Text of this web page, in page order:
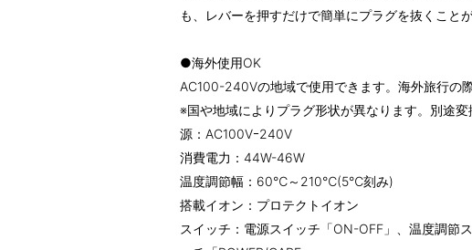
も、レバーを押すだけで簡単にプラグを抜くことが
●海外使用OK
AC100-240Vの地域で使用できます。海外旅行の
※国や地域によりプラグ形状が異なります。別途
源：AC100Vｰ240V
消費電力：44W-46W
温度調節幅：60℃～210℃(5℃刻み)
搭載イオン：プロテクトイオン
スイッチ：電源スイッチ「ON-OFF」、温度調節